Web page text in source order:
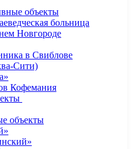
объекты
больница
Новгороде
в Свиблове
Сити)
Кофемания
объекты